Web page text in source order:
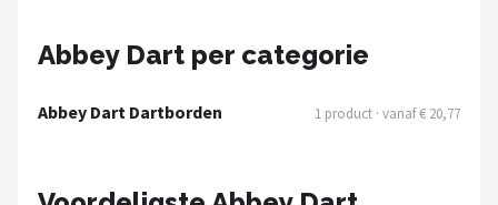
Dart
Abbey Dart per categorie
Abbey Dart Dartborden 1 product · vanaf € 20,77